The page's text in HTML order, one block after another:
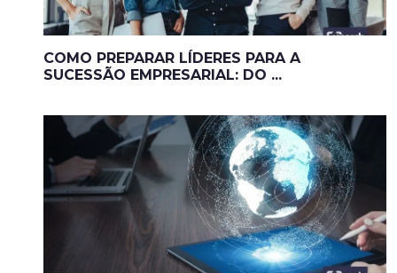
COMO PREPARAR LÍDERES PARA A
SUCESSÃO EMPRESARIAL: DO ...